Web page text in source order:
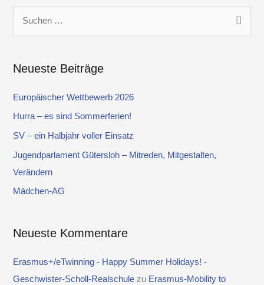
h
e
c
h
:
Neueste Beiträge
Europäischer Wettbewerb 2026
Hurra – es sind Sommerferien!
SV – ein Halbjahr voller Einsatz
Jugendparlament Gütersloh – Mitreden, Mitgestalten,
Verändern
Mädchen-AG
Neueste Kommentare
Erasmus+/eTwinning - Happy Summer Holidays! -
Geschwister-Scholl-Realschule zu Erasmus-Mobility to